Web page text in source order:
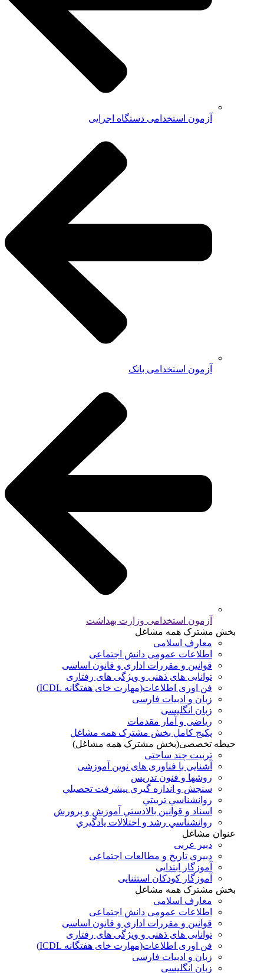
آزمون استخدامی دستگاه اجرایی
آزمون استخدامی بانک
آزمون استخدامی وزارت بهداشت
بخش مشترک همه مشاغل
معارف اسلامی
اطلاعات عمومی دانش اجتماعی
قوانین و مقررات اداری و قانون اساسی
توانایی های ذهنی و ویژگی های رفتاری
فن اوری اطلاعات(مهارت خای هفتگانه ICDL)
زبان و ادبیات فارسی
زبان انگلیسی
ریاضی و آمار مقدمات
پکیج کامل بخش مشترک همه مشاغل
حیطه تخصصی(بخش مشترک همه مشاغل)
تربیت چند ساحتی
آشنایی با فناوری های نوین آموزشی
روشها و فنون تدريس
سنجش و اندازه گيري پيشرفت تحصيلي
روانشناسي تربيتي
اسناد و قوانين بالادستي آموزش و پرورش
روانشناسي رشد و اختلالات يادگيري
عنوان مشاغل
دبير عربی
دبیری تاریخ و مطالعات اجتماعی
آموزگار ابتدایی
آموزگار کودکان استثنایی
بخش مشترک همه مشاغل
معارف اسلامی
اطلاعات عمومی دانش اجتماعی
قوانین و مقررات اداری و قانون اساسی
توانایی های ذهنی و ویژگی های رفتاری
فن اوری اطلاعات(مهارت خای هفتگانه ICDL)
زبان و ادبیات فارسی
زبان انگلیسی